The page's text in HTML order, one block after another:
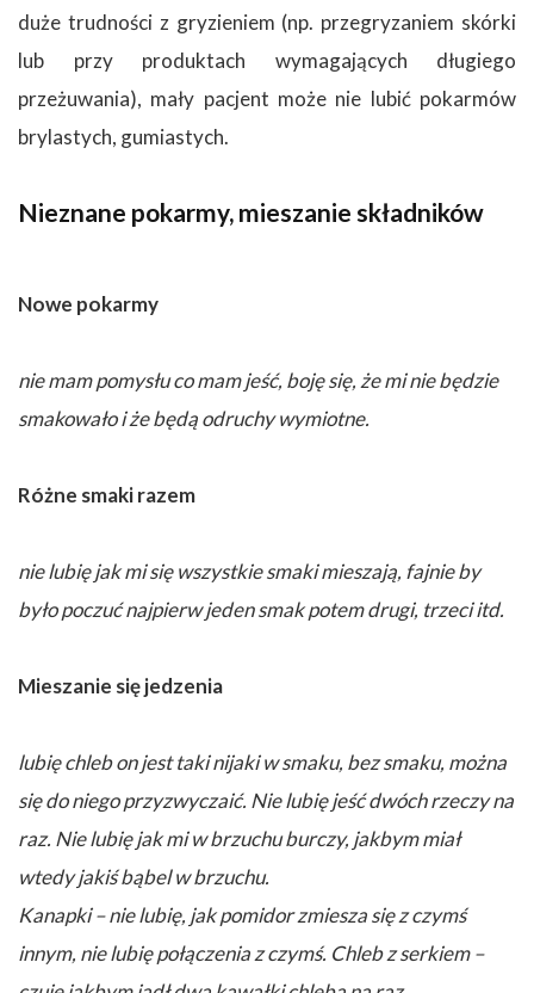
duże trudności z gryzieniem (np. przegryzaniem skórki
lub przy produktach wymagających długiego
przeżuwania), mały pacjent może nie lubić pokarmów
brylastych, gumiastych.
Nieznane pokarmy, mieszanie składników
Nowe pokarmy
nie mam pomysłu co mam jeść, boję się, że mi nie będzie
smakowało i że będą odruchy wymiotne.
Różne smaki razem
nie lubię jak mi się wszystkie smaki mieszają, fajnie by
było poczuć najpierw jeden smak potem drugi, trzeci itd.
Mieszanie się jedzenia
lubię chleb on jest taki nijaki w smaku, bez smaku, można
się do niego przyzwyczaić. Nie lubię jeść dwóch rzeczy na
raz. Nie lubię jak mi w brzuchu burczy, jakbym miał
wtedy jakiś bąbel w brzuchu.
Kanapki – nie lubię, jak pomidor zmiesza się z czymś
innym, nie lubię połączenia z czymś. Chleb z serkiem –